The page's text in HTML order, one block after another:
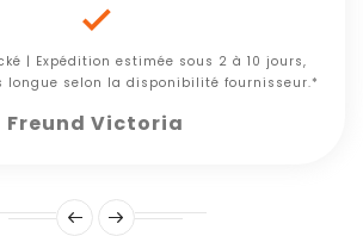

| Expédition estimée sous 2 à 10 jours,
longue selon la disponibilité fournisseur.*
Freund Victoria